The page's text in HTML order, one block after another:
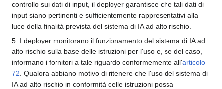
controllo sui dati di input, il deployer garantisce che tali dati di
input siano pertinenti e sufficientemente rappresentativi alla
luce della finalità prevista del sistema di IA ad alto rischio.
5. I deployer monitorano il funzionamento del sistema di IA ad
alto rischio sulla base delle istruzioni per l'uso e, se del caso,
informano i fornitori a tale riguardo conformemente all'articolo
72 . Qualora abbiano motivo di ritenere che l'uso del sistema di
IA ad alto rischio in conformità delle istruzioni possa